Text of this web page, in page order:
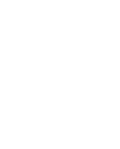
ในปี 2025 ด้วยแค